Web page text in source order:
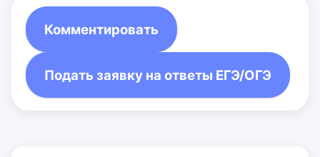
Комментировать
Подать заявку на ответы ЕГЭ/ОГЭ